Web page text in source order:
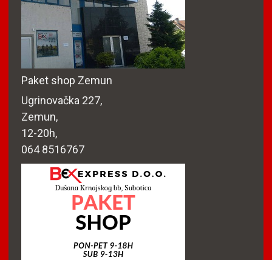
Paket shop Zemun
Ugrinovačka 227,
Zemun,
12-20h,
064 8516767